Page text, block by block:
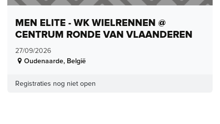
MEN ELITE - WK WIELRENNEN @
CENTRUM RONDE VAN VLAANDEREN
27/09/2026
Oudenaarde, België
Registraties nog niet open